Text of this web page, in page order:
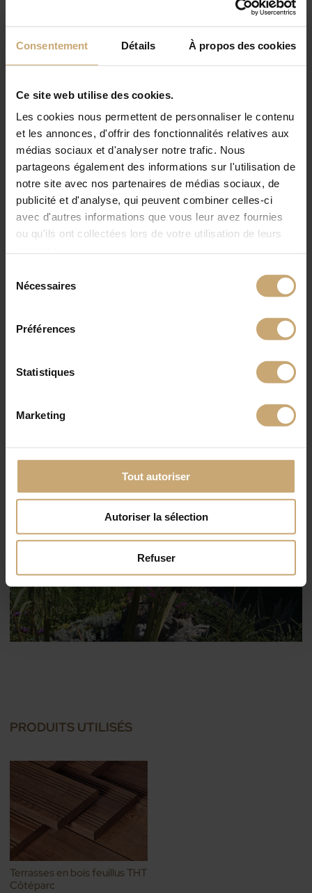
Consentement Détails À propos des cookies
Ce site web utilise des cookies.
Les cookies nous permettent de personnaliser le contenu
et les annonces, d'offrir des fonctionnalités relatives aux
médias sociaux et d'analyser notre trafic. Nous
partageons également des informations sur l'utilisation de
notre site avec nos partenaires de médias sociaux, de
publicité et d'analyse, qui peuvent combiner celles-ci
avec d'autres informations que vous leur avez fournies
ou qu'ils ont collectées lors de votre utilisation de leurs
Nécessaires
Préférences
Statistiques
Marketing
Tout autoriser
Autoriser la sélection
Refuser
PRODUITS UTILISÉS
Terrasses en bois feuillus THT
Côtéparc